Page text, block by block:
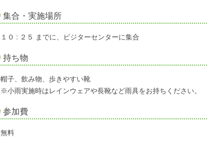
集合・実施場所
１０ : ２５ までに、ビジターセンターに集合
持ち物
帽子、飲み物、歩きやすい靴
※小雨実施時はレインウェアや長靴など雨具をお持ちください。
参加費
無料